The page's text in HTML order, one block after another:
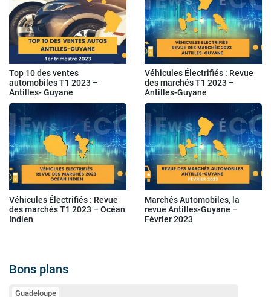
Top 10 des ventes
automobiles T1 2023 –
Antilles- Guyane
Véhicules Électrifiés : Revue
des marchés T1 2023 –
Antilles-Guyane
Véhicules Électrifiés : Revue
des marchés T1 2023 – Océan
Indien
Marchés Automobiles, la
revue Antilles-Guyane –
Février 2023
Bons plans
Guadeloupe